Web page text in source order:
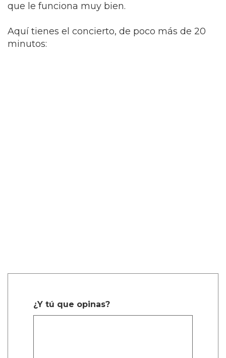
que le funciona muy bien.
Aquí tienes el concierto, de poco más de 20
minutos:
¿Y tú que opinas?